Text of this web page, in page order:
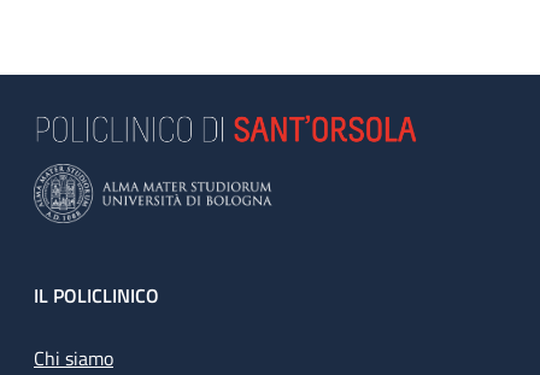
Footer
IL POLICLINICO
Chi siamo